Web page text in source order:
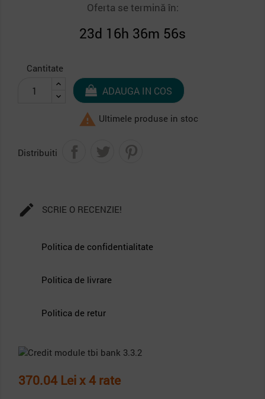
Oferta se termină în:
23d 16h 36m 56s
Cantitate
ADAUGA IN COS
 Ultimele produse in stoc
Distribuiti
 SCRIE O RECENZIE!
Politica de confidentialitate
Politica de livrare
Politica de retur
370.04 Lei x 4 rate